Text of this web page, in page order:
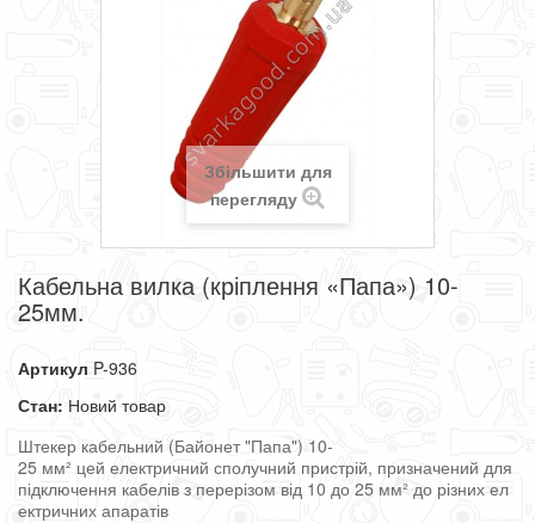
Збільшити для
перегляду
Кабельна вилка (кріплення «Папа») 10-
25мм.
Артикул P-936
Стан: Новий товар
Штекер кабельний (Байонет "Папа") 10-
25 мм² цей електричний сполучний пристрій, призначений для
підключення кабелів з перерізом від 10 до 25 мм² до різних ел
ектричних апаратів